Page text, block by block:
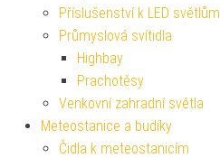
Příslušenství k LED světlům
Průmyslová svítidla
Highbay
Prachotěsy
Venkovní zahradní světla
Meteostanice a budíky
Čidla k meteostanicím